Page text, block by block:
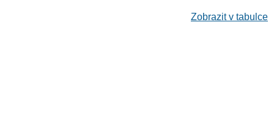
Zobrazit v tabulce